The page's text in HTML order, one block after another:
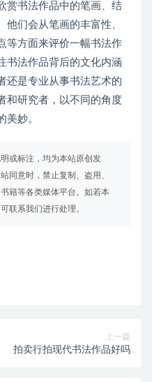
赏书法作品中的笔画、结
们会从笔画的丰富性、
等方面来评价一幅书法作
书法作品背后的文化内涵
还是专业从事书法艺术的
和研究者，以不同的角度
美妙。
或标注，均为本站原创发
同意时，禁止复制、盗用、
籍等各类媒体平台。如若本
联系我们进行处理。
上一篇
拍卖行拍现代书法作品好吗